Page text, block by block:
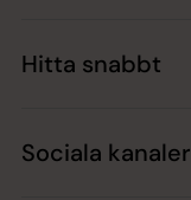
Hitta snabbt
Sociala kanaler